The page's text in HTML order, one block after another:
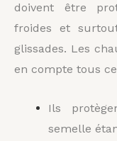
doivent être
froides et
glissades. Les
en compte tous
Ils
semelle